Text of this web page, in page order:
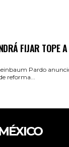
FIJAR TOPE A
Pardo
reforma...